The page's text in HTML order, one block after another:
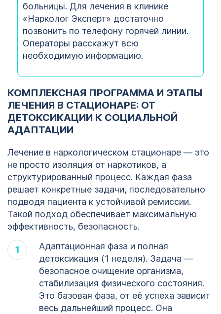
больницы. Для лечения в клинике
«Нарколог Эксперт» достаточно
позвонить по телефону горячей линии.
Операторы расскажут всю
необходимую информацию.
КОМПЛЕКСНАЯ ПРОГРАММА И ЭТАПЫ
ЛЕЧЕНИЯ В СТАЦИОНАРЕ: ОТ
ДЕТОКСИКАЦИИ К СОЦИАЛЬНОЙ
АДАПТАЦИИ
Лечение в наркологическом стационаре — это
не просто изоляция от наркотиков, а
структурированный процесс. Каждая фаза
решает конкретные задачи, последовательно
подводя пациента к устойчивой ремиссии.
Такой подход обеспечивает максимальную
эффективность, безопасность.
Адаптационная фаза и полная
детоксикация (1 неделя). Задача —
безопасное очищение организма,
стабилизация физического состояния.
Это базовая фаза, от её успеха зависит
весь дальнейший процесс. Она